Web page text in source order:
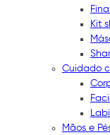
Kit
Cuidado
Mãos e